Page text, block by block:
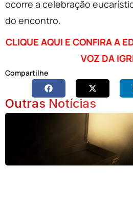
ocorre a celebração
do encontro.
CLIQUE AQUI E CONFIRA A
VOZ DA
Compartilhe
Outras Notícias